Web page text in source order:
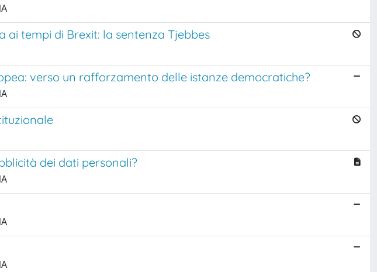
tempi di Brexit: la sentenza Tjebbes
verso un rafforzamento delle istanze democratiche?
dei dati personali?